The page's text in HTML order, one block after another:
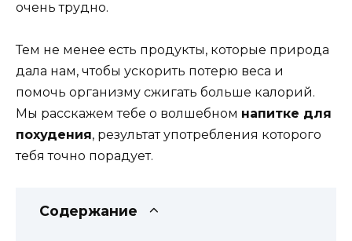
очень трудно.
Тем не менее есть продукты, которые природа
дала нам, чтобы ускорить потерю веса и
помочь организму сжигать больше калорий.
Мы расскажем тебе о волшебном напитке для
похудения, результат употребления которого
тебя точно порадует.
Содержание